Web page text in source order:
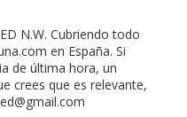
N.W. Cubriendo todo
en España. Si
de última hora, un
crees que es relevante,